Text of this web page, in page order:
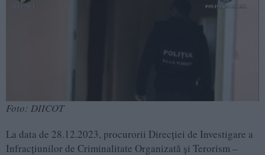
Foto: DIICOT
La data de 28.12.2023, procurorii Direcției de Investigare a
Infracțiunilor de Criminalitate Organizată și Terorism –